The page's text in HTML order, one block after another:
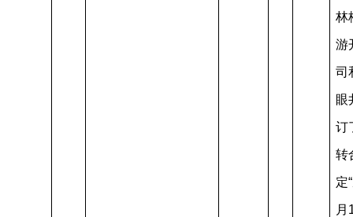
林
游
司
眼
订
转
定
月